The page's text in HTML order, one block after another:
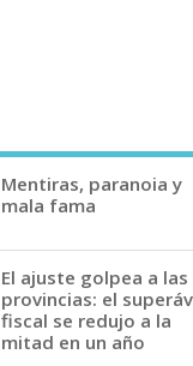
Mentiras, paranoia y
mala fama
El ajuste golpea a las
provincias: el
fiscal se redujo a la
mitad en un año